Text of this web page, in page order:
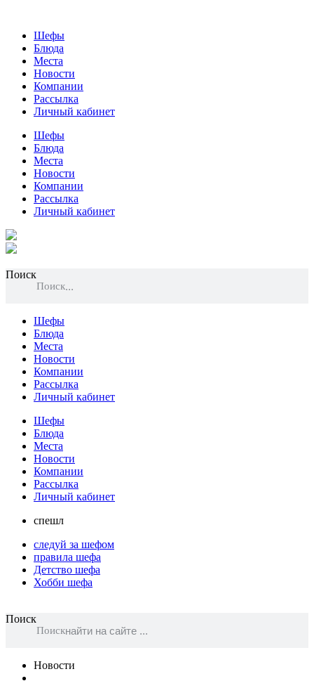
Шефы
Блюда
Места
Новости
Компании
Рассылка
Личный кабинет
Шефы
Блюда
Места
Новости
Компании
Рассылка
Личный кабинет
Поиск
Поиск
Шефы
Блюда
Места
Новости
Компании
Рассылка
Личный кабинет
Шефы
Блюда
Места
Новости
Компании
Рассылка
Личный кабинет
спешл
следуй за шефом
правила шефа
Детство шефа
Хобби шефа
Поиск
Поиск
Новости